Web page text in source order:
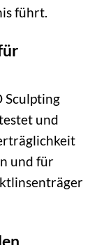
führt.
Sculpting
und
und für